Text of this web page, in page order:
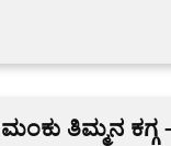
ಮಂಕು ತಿಮ್ಮನ